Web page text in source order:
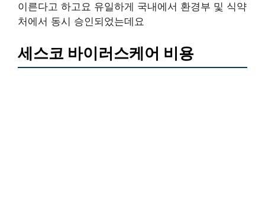
이른다고 하고요 유일하게 국내에서 환경부 및 식약
처에서 동시 승인되었는데요
세스코 바이러스케어 비용